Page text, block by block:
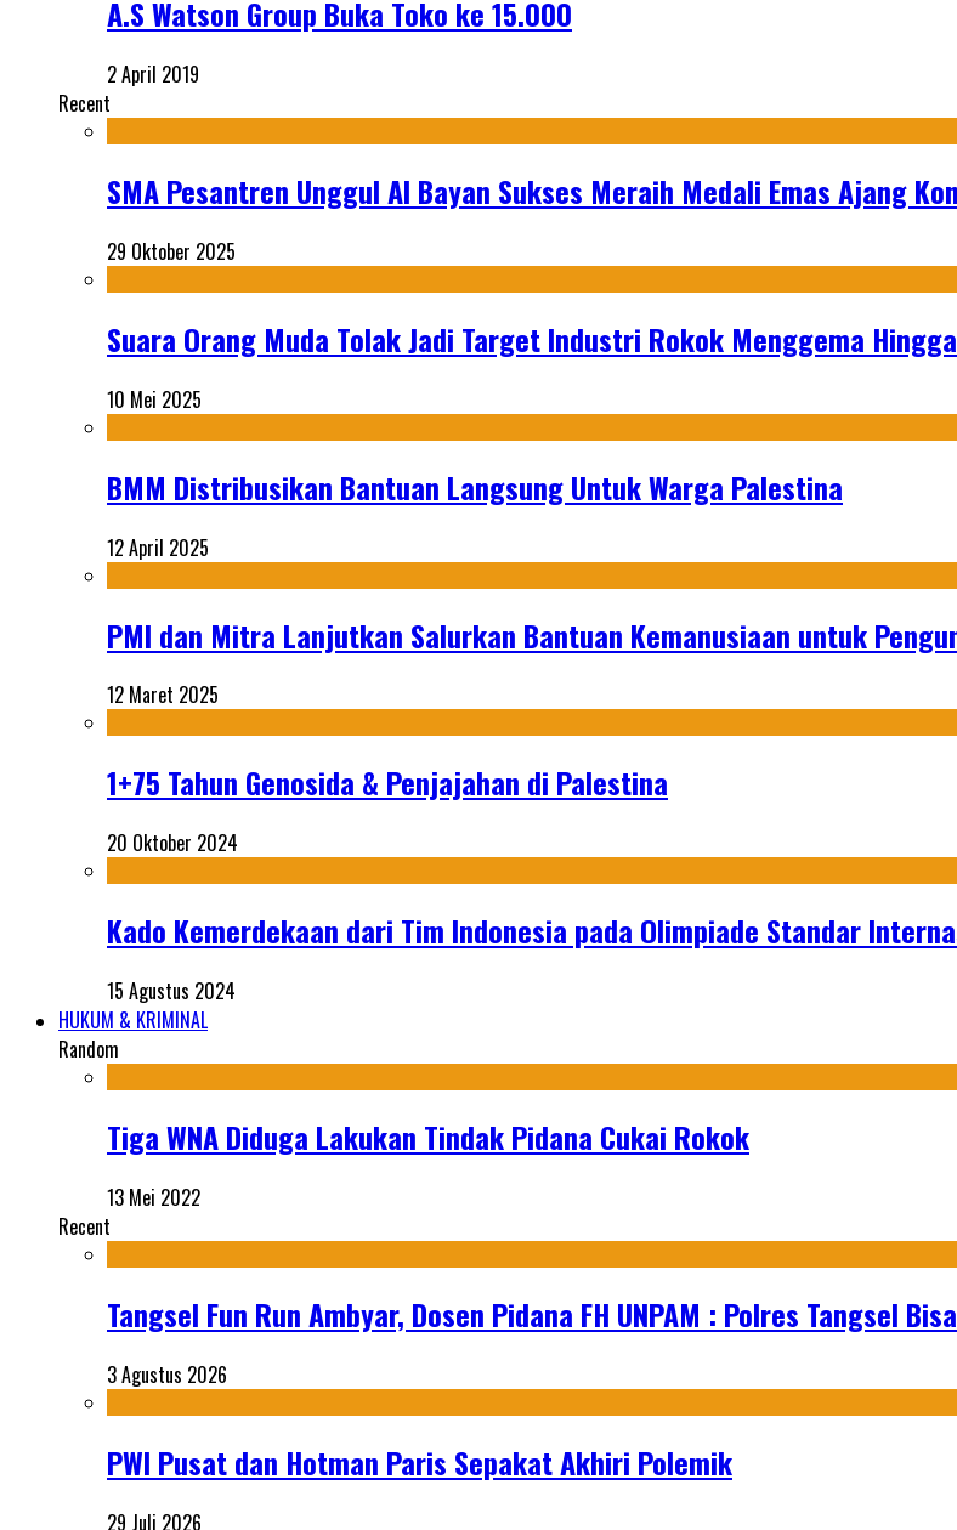
A.S Watson Group Buka Toko ke 15.000
2 April 2019
Recent
SMA Pesantren Unggul Al Bayan Sukses Meraih Medali Emas Ajang
29 Oktober 2025
Suara Orang Muda Tolak Jadi Target Industri Rokok Menggema
10 Mei 2025
BMM Distribusikan Bantuan Langsung Untuk Warga Palestina
12 April 2025
PMI dan Mitra Lanjutkan Salurkan Bantuan Kemanusiaan untuk
12 Maret 2025
1+75 Tahun Genosida & Penjajahan di Palestina
20 Oktober 2024
Kado Kemerdekaan dari Tim Indonesia pada Olimpiade Standar
15 Agustus 2024
HUKUM & KRIMINAL
Random
Tiga WNA Diduga Lakukan Tindak Pidana Cukai Rokok
13 Mei 2022
Recent
Tangsel Fun Run Ambyar, Dosen Pidana FH UNPAM : Polres Tangsel
3 Agustus 2026
PWI Pusat dan Hotman Paris Sepakat Akhiri Polemik
29 Juli 2026